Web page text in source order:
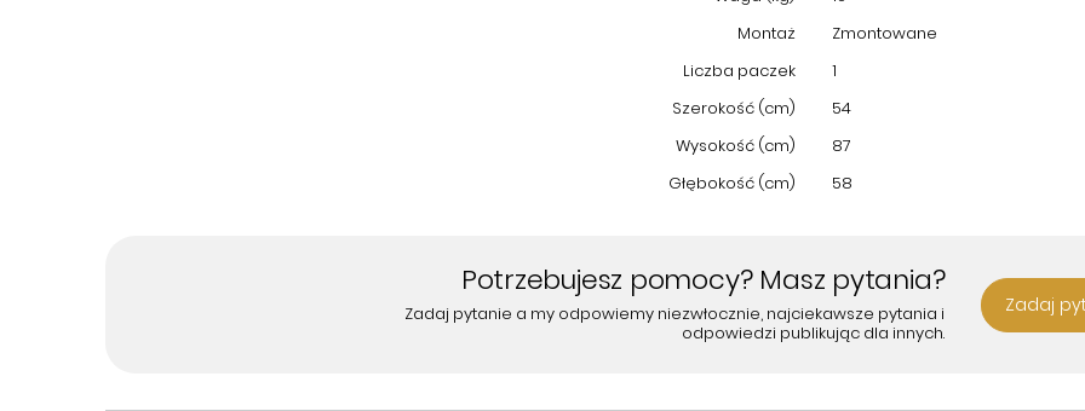
Montaż
Zmontowane
Liczba paczek
1
Szerokość (cm)
54
Wysokość (cm)
87
Głębokość (cm)
58
Potrzebujesz pomocy? Masz pytania?
Zadaj pytanie a my odpowiemy niezwłocznie, najciekawsze pytania i
odpowiedzi publikując dla innych.
Zadaj